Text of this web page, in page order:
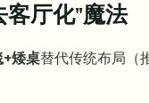
客厅化"魔法
矮桌替代传统布局（